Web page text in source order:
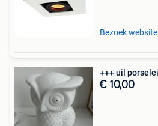
Bezoek website
€ 10,00